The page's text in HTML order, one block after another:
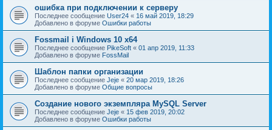
ошибка при подключении к серверу
Последнее сообщение User24 « 16 май 2019, 18:29
Добавлено в форуме Ошибки работы
Fossmail і Windows 10 x64
Последнее сообщение PikeSoft « 01 апр 2019, 11:33
Добавлено в форуме FossMail
Шаблон папки организации
Последнее сообщение Jeje « 20 мар 2019, 18:26
Добавлено в форуме Общие вопросы
Создание нового экземпляра MySQL Server
Последнее сообщение Jeje « 15 фев 2019, 20:02
Добавлено в форуме Ошибки работы